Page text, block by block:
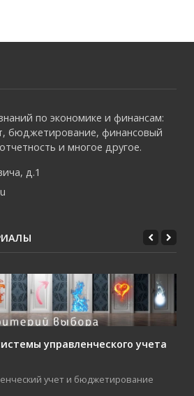
по экономике и финансам:
бюджетирование, финансовый
и многое другое.
д.1
управленческого учета
учет и бюджетирование